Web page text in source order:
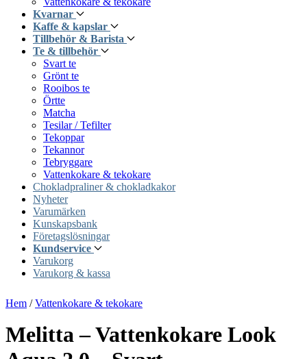
Kvarnar
Kaffe & kapslar
Tillbehör & Barista
Te & tillbehör
Svart te
Grönt te
Rooibos te
Örtte
Matcha
Tesilar / Tefilter
Tekoppar
Tekannor
Tebryggare
Vattenkokare & tekokare
Chokladpraliner & chokladkakor
Nyheter
Varumärken
Kunskapsbank
Företagslösningar
Kundservice
Varukorg
Varukorg & kassa
Hem /Vattenkokare & tekokare
Melitta – Vattenkokare Look